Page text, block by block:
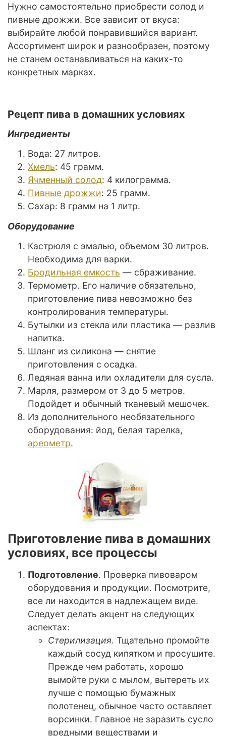
Нужно самостоятельно приобрести солод и
пивные дрожжи. Все зависит от вкуса:
выбирайте любой понравившийся вариант.
Ассортимент широк и разнообразен, поэтому
не станем останавливаться на каких-то
конкретных марках.
Рецепт пива в домашних условиях
Ингредиенты
Вода: 27 литров.
Хмель: 45 грамм.
Ячменный солод: 4 килограмма.
Пивные дрожжи: 25 грамм.
Сахар: 8 грамм на 1 литр.
Оборудование
Кастрюля с эмалью, объемом 30 литров.
Необходима для варки.
Бродильная емкость — сбраживание.
Термометр. Его наличие обязательно,
приготовление пива невозможно без
контролирования температуры.
Бутылки из стекла или пластика — разлив
напитка.
Шланг из силикона — снятие
приготовления с осадка.
Ледяная ванна или охладители для сусла.
Марля, размером от 3 до 5 метров.
Подойдет и обычный тканевый мешочек.
Из дополнительного необязательного
оборудования: йод, белая тарелка,
ареометр.
Приготовление пива в домашних
условиях, все процессы
Подготовление. Проверка пивоваром
оборудования и продукции. Посмотрите,
все ли находится в надлежащем виде.
Следует делать акцент на следующих
аспектах:
Стерилизация. Тщательно промойте
каждый сосуд кипятком и просушите.
Прежде чем работать, хорошо
вымойте руки с мылом, вытереть их
лучше с помощью бумажных
полотенец, обычное часто оставляет
ворсинки. Главное не заразить сусло
вредными веществами и